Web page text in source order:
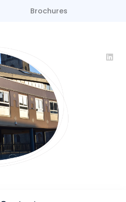
Brochures